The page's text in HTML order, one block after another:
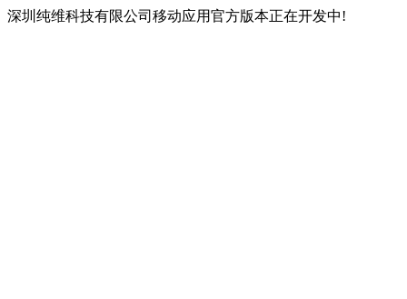
深圳纯维科技有限公司移动应用官方版本正在开发中!